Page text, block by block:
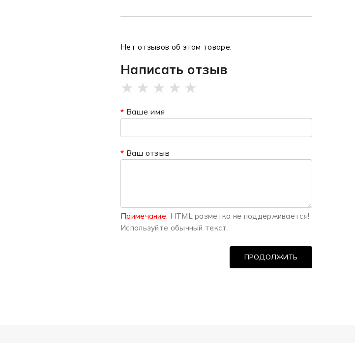
Нет отзывов об этом товаре.
Написать отзыв
★ ★ ★ ★ ★
Ваше имя
Ваш отзыв
Примечание: HTML разметка не поддерживается!
Используйте обычный текст.
ПРОДОЛЖИТЬ